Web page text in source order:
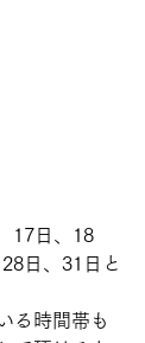
17日、18
日、31日と
る時間帯も